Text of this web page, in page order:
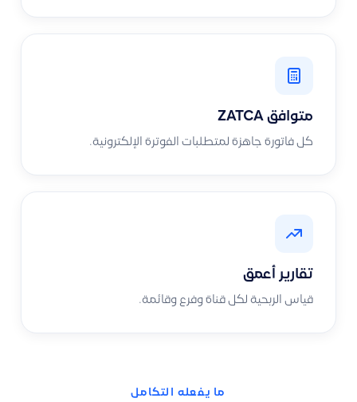
متوافق ZATCA
كل فاتورة جاهزة لمتطلبات الفوترة الإلكترونية.
تقارير أعمق
قياس الربحية لكل قناة وفرع وقائمة.
ما يفعله التكامل